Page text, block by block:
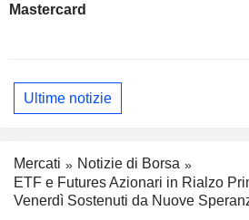
Mastercard
Ultime notizie
Mercati
Notizie di Borsa
ETF e Futures Azionari in Rialzo
Venerdì Sostenuti da Nuove